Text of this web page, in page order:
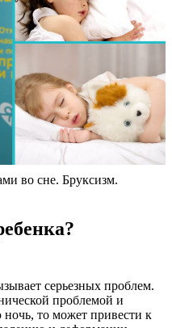
во сне. Бруксизм.
серьезных проблем.
проблемой и
то может привести к